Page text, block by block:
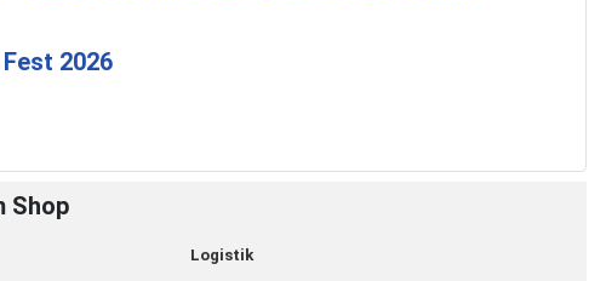
2026
Shop
Logistik